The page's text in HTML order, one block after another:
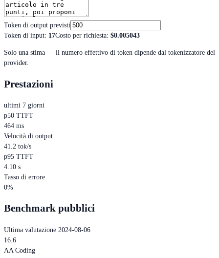
Token di output previsti
Token di input: 17Costo per richiesta: $0.005043
Solo una stima — il numero effettivo di token dipende dal tokenizzatore del
provider.
Prestazioni
ultimi 7 giorni
p50 TTFT
464 ms
Velocità di output
41.2 tok/s
p95 TTFT
4.10 s
Tasso di errore
0%
Benchmark pubblici
Ultima valutazione 2024-08-06
16.6
AA Coding